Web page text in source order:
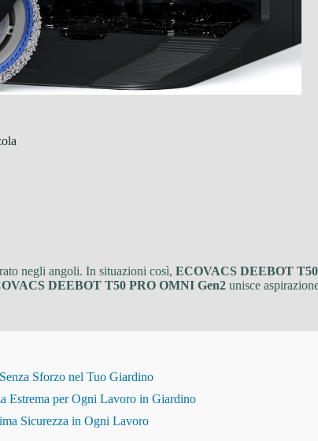
negli angoli. In situazioni così, ECOVACS DEEBOT
DEEBOT T50 PRO OMNI Gen2 unisce
Sforzo nel Tuo Giardino
Estrema per Ogni Lavoro in Giardino
Sicurezza in Ogni Lavoro